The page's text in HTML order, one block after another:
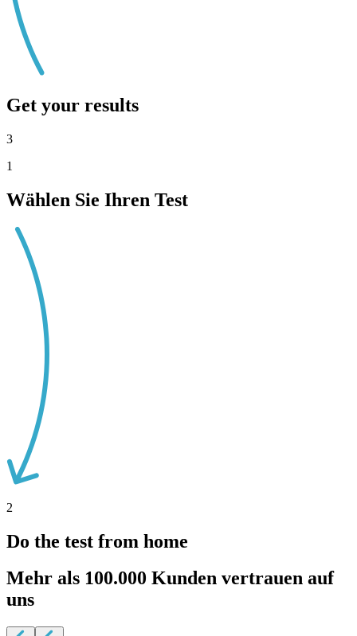
Get your results
3
1
Wählen Sie Ihren Test
2
Do the test from home
Mehr als 100.000 Kunden vertrauen auf
uns